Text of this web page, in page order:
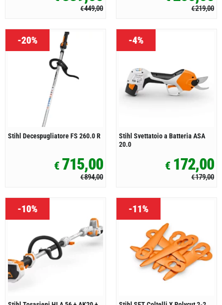
€449,00 €219,00
-20%
Stihl Decespugliatore FS 260.0 R
€894,00
€715,00
-4%
Stihl Svettatoio a Batteria ASA
20.0
€179,00
€172,00
-10% -11%